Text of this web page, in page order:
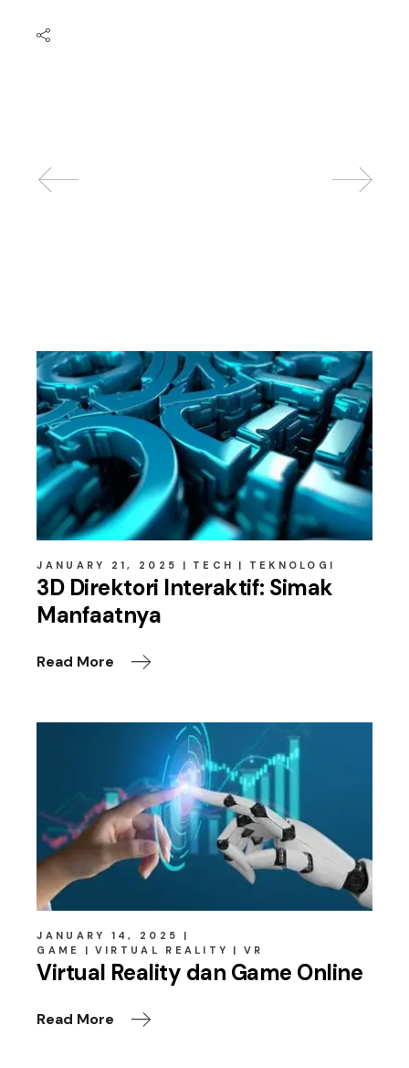
JANUARY 21, 2025 TECH TEKNOLOGI
3D Direktori Interaktif: Simak
Manfaatnya
Read More
JANUARY 14, 2025
GAME
VIRTUAL REALITY VR
Virtual Reality dan Game Online
Read More